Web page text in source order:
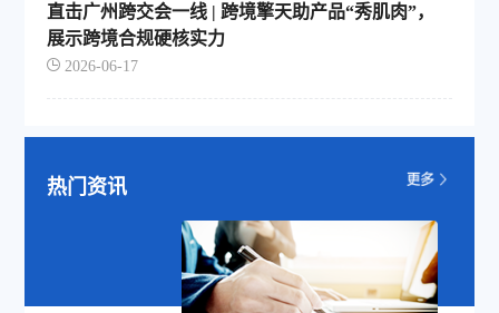
直击广州跨交会一线 | 跨境擎天助产品“秀肌肉”，
展示跨境合规硬核实力
2026-06-17
热门资讯